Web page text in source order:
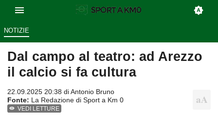
NOTIZIE
Dal campo al teatro: ad Arezzo
il calcio si fa cultura
22.09.2025 20:38 diAntonio Bruno
Fonte: La Redazione di Sport a Km 0
VEDI LETTURE